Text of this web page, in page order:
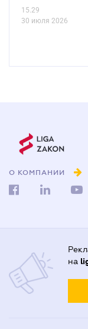
15.29
30 июля 2026
О КОМПАНИИ
на